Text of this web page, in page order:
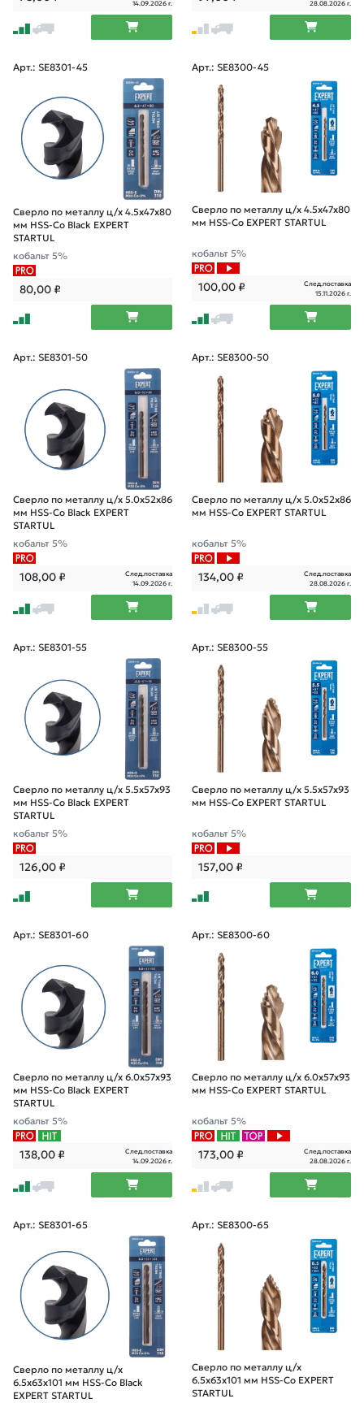
14.09.2026 г. 28.08.2026 г.
Арт.: SE8301-45
Сверло по металлу ц/х 4.5х47х80
мм HSS-Co Black EXPERT
STARTUL
кобальт 5%
80,00₽
Арт.: SE8300-45
Сверло по металлу ц/х 4.5х47х80
мм HSS-Co EXPERT STARTUL
кобальт 5%
100,00₽
След.поставка
15.11.2026 г.
Арт.: SE8301-50
Сверло по металлу ц/х 5.0х52х86
мм HSS-Co Black EXPERT
STARTUL
кобальт 5%
108,00₽
След.поставка
14.09.2026 г.
Арт.: SE8300-50
Сверло по металлу ц/х 5.0х52х86
мм HSS-Co EXPERT STARTUL
кобальт 5%
134,00₽
След.поставка
28.08.2026 г.
Арт.: SE8301-55
Сверло по металлу ц/х 5.5х57х93
мм HSS-Co Black EXPERT
STARTUL
кобальт 5%
126,00₽
Арт.: SE8300-55
Сверло по металлу ц/х 5.5х57х93
мм HSS-Co EXPERT STARTUL
кобальт 5%
157,00₽
Арт.: SE8301-60
Сверло по металлу ц/х 6.0х57х93
мм HSS-Co Black EXPERT
STARTUL
кобальт 5%
138,00₽
След.поставка
14.09.2026 г.
Арт.: SE8300-60
Сверло по металлу ц/х 6.0х57х93
мм HSS-Co EXPERT STARTUL
кобальт 5%
173,00₽
След.поставка
28.08.2026 г.
Арт.: SE8301-65
Сверло по металлу ц/х
6.5х63х101 мм HSS-Co Black
EXPERT STARTUL
Арт.: SE8300-65
Сверло по металлу ц/х
6.5х63х101 мм HSS-Co EXPERT
STARTUL